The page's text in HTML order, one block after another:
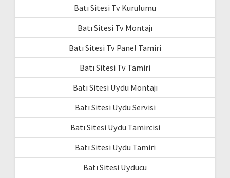
Batı Sitesi Tv Kurulumu
Batı Sitesi Tv Montajı
Batı Sitesi Tv Panel Tamiri
Batı Sitesi Tv Tamiri
Batı Sitesi Uydu Montajı
Batı Sitesi Uydu Servisi
Batı Sitesi Uydu Tamircisi
Batı Sitesi Uydu Tamiri
Batı Sitesi Uyducu